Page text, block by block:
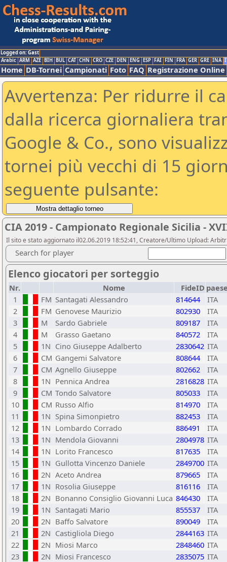
Logged on: Gast
Arabic ARM AZE BIH BUL CAT CHN CRO CZE DEN ENG ESP FAI FIN FRA GER GRE INA
Home DB-Tornei Campionati Foto FAQ Registrazione Online
Avvertenza: Per ridurre il
dalla ricerca giornaliera
Google & Co., sono
tornei più vecchi di 15
seguente pulsante:
CIA 2019 - Campionato Regionale Sicilia -
Il sito e stato aggiornato il02.06.2019 18:52:41, Creatore/Ultimo Upload:
Search for player
Elenco giocatori per sorteggio
Nr. Nome FideID
1
FM Santagati Alessandro 814644
ITA
2
FM Genovese Maurizio 802930
ITA
3
M Sardo Gabriele 809187
ITA
4
M Grasso Gaetano 840572
ITA
5
1N Cino Giuseppe Adalberto 2830642 ITA
6
CM Gangemi Salvatore 808644
ITA
7
CM Agnello Giuseppe 802662
ITA
8
1N Pennica Andrea 2816828 ITA
9
CM Tondo Salvatore 805033
ITA
10
CM Russo Alfio 814970
ITA
11
1N Spina Simonpietro 882453
ITA
12
1N Lombardo Corrado 886491
ITA
13
1N Mendola Giovanni 2804978 ITA
14
1N Lorito Francesco 817635
ITA
15
1N Gullotta Vincenzo Daniele 2849700 ITA
16
2N Aceto Andrea 879665
ITA
17
1N Rosolia Giuseppe 816116
ITA
18
2N Bonanno Consiglio Giovanni Luca 846430
ITA
19
1N Santagati Mario 855537
ITA
20
2N Baffo Salvatore 890049
ITA
21
2N Castigliola Diego 2844163 ITA
22
2N Miosi Marco 2848460 ITA
23
2N Miosi Francesco 2835075 ITA